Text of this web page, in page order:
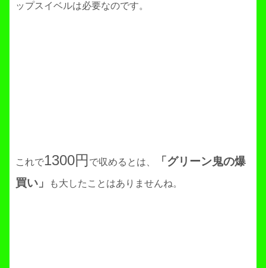
ップスイベルは必要なのです。
これで1300円 で収めるとは、
「グリーン鬼の爆
買い」
も大したことはありませんね。